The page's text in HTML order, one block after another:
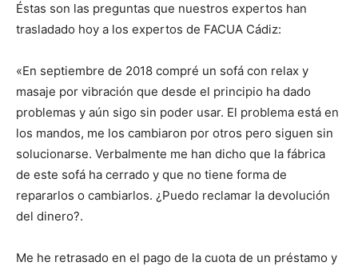
Éstas son las preguntas que nuestros expertos han
trasladado hoy a los expertos de FACUA Cádiz:
«En septiembre de 2018 compré un sofá con relax y
masaje por vibración que desde el principio ha dado
problemas y aún sigo sin poder usar. El problema está en
los mandos, me los cambiaron por otros pero siguen sin
solucionarse. Verbalmente me han dicho que la fábrica
de este sofá ha cerrado y que no tiene forma de
repararlos o cambiarlos. ¿Puedo reclamar la devolución
del dinero?.
Me he retrasado en el pago de la cuota de un préstamo y